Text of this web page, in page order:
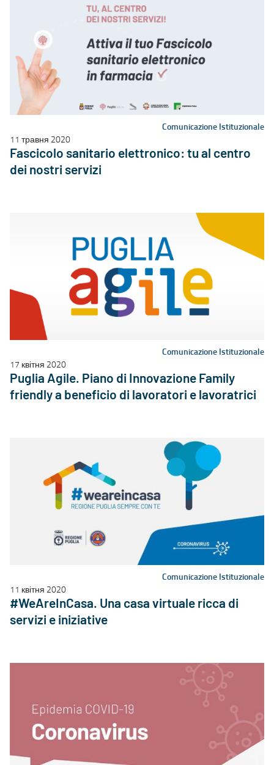
Comunicazione Istituzionale
11 травня 2020
Fascicolo sanitario elettronico: tu al centro
dei nostri servizi
Comunicazione Istituzionale
17 квітня 2020
Puglia Agile. Piano di Innovazione Family
friendly a beneficio di lavoratori e lavoratrici
Comunicazione Istituzionale
11 квітня 2020
#WeAreInCasa. Una casa virtuale ricca di
servizi e iniziative